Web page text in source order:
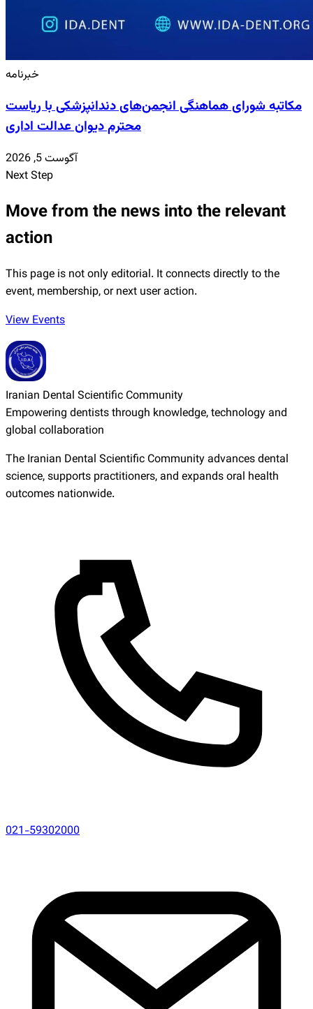
خبرنامه
مکاتبه شورای هماهنگی انجمن‌های دندانپزشکی با ریاست
محترم دیوان عدالت اداری
آگوست 5, 2026
Next Step
Move from the news into the relevant
action
This page is not only editorial. It connects directly to the
event, membership, or next user action.
View Events
Iranian Dental Scientific Community
Empowering dentists through knowledge, technology and
global collaboration
The Iranian Dental Scientific Community advances dental
science, supports practitioners, and expands oral health
outcomes nationwide.
021-59302000